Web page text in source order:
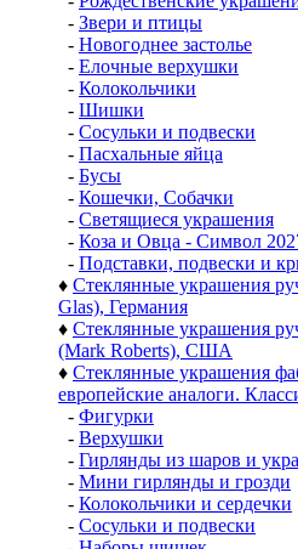
- Звери и птицы
- Новогоднее застолье
- Елочные верхушки
- Колокольчики
- Шишки
- Сосульки и подвески
- Пасхальные яйца
- Бусы
- Кошечки, Собачки
- Светящиеся украшения
- Коза и Овца - Символ
- Подставки, подвески и
♦ Стеклянные украшения
Glas), Германия
♦ Стеклянные украшения
(Mark Roberts), США
♦ Стеклянные украшения
европейские аналоги.
- Фигурки
- Верхушки
- Гирлянды из шаров и
- Мини гирлянды и грозди
- Колокольчики и сердечки
- Сосульки и подвески